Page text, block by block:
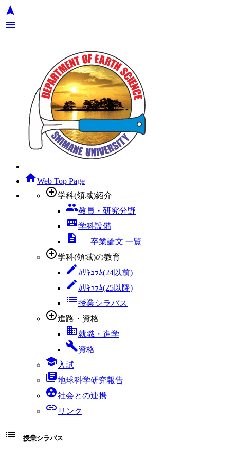
navigation
menu
homeWeb Top Page
add_circle_outline学科(領域)紹介
group教員・研究分野
keyboard学科設備
descriptions 卒業論文 一覧
add_circle_outline学科(領域)の教育
edit ｶﾘｷｭﾗﾑ(24以前)
edit ｶﾘｷｭﾗﾑ(25以降)
list授業シラバス
add_circle_outline進路・資格
business就職・進学
build資格
school 入試
library_books地球科学研究報告
group_work社会との連携
link リンク
list 授業シラバス